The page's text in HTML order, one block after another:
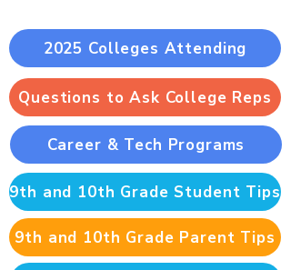
2025 Colleges Attending
Questions to Ask College Reps
Career & Tech Programs
9th and 10th Grade Student Tips
9th and 10th Grade Parent Tips